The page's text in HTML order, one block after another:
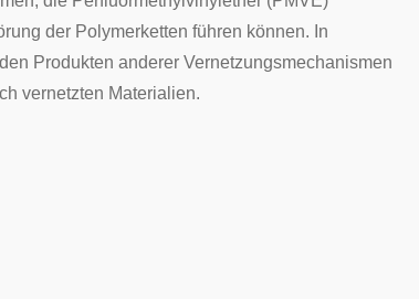
der Polymerketten führen können. In
Produkten anderer Vernetzungsmechanismen
vernetzten Materialien.